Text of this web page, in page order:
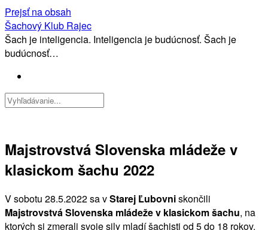
Prejsť na obsah
Šachový Klub Rajec
Šach je inteligencia. Inteligencia je budúcnosť. Šach je
budúcnosť…
Majstrovstvá Slovenska mládeže v
klasickom šachu 2022
V sobotu 28.5.2022 sa vStarej Ľubovniskončili
Majstrovstvá Slovenska mládeže v klasickom šachu, na
ktorých si zmerali svoje sily mladí šachisti od 5 do 18 rokov.